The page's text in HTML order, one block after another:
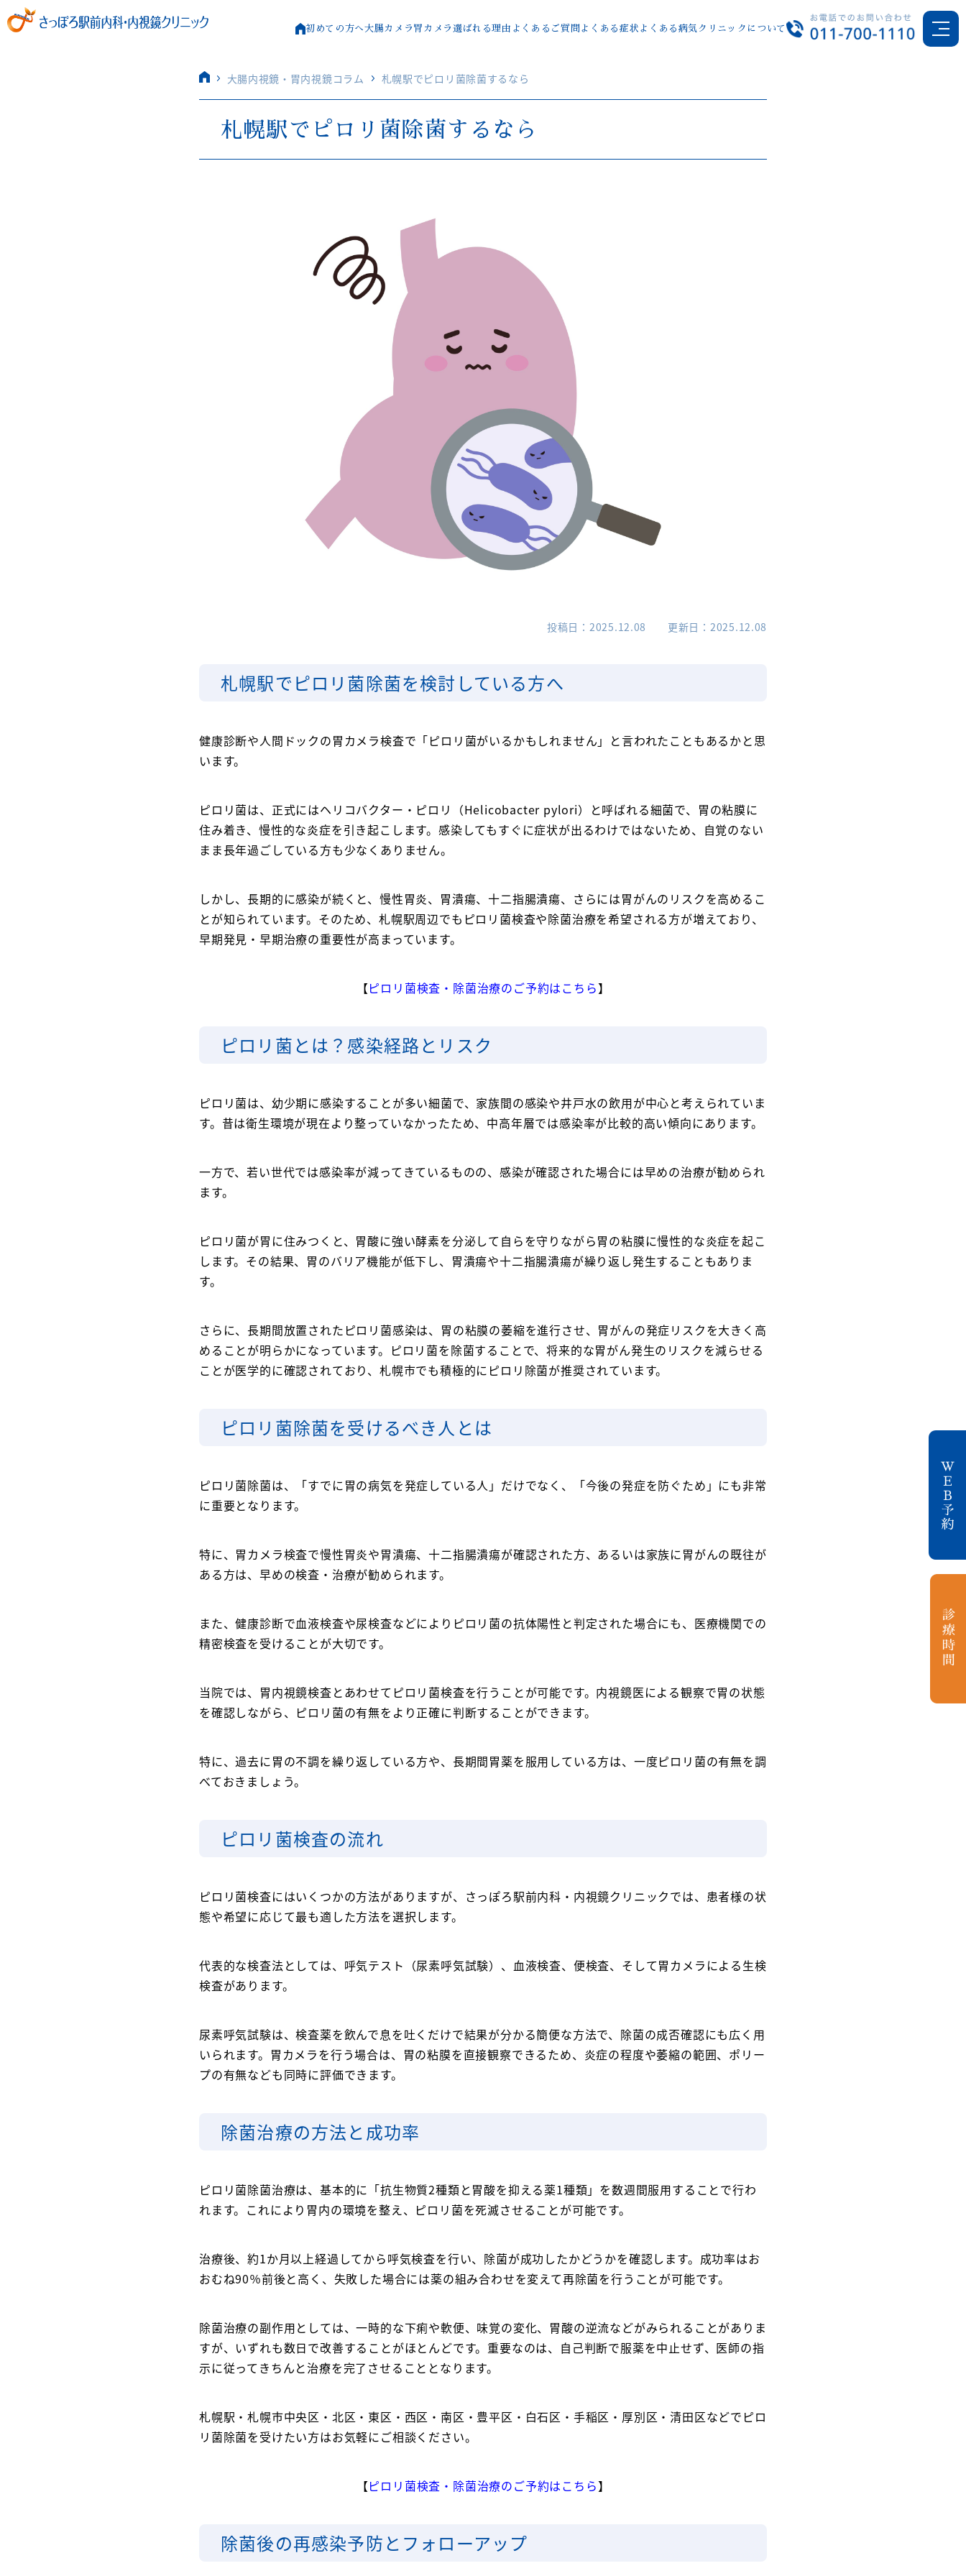
初めての方へ大腸カメラ 胃カメラ 選ばれる理由 よくあるご質問よくある症状 よくある病気 クリニックについて
大腸内視鏡・胃内視鏡コラム 札幌駅でピロリ菌除菌するなら
札幌駅でピロリ菌除菌するなら
投稿日 2025.12.08 更新日 2025.12.08
札幌駅でピロリ菌除菌を検討している方へ
健康診断や人間ドックの胃カメラ検査で「ピロリ菌がいるかもしれません」と言われたこともあるかと思
います。
ピロリ菌は、正式にはヘリコバクター・ピロリ（Helicobacter pylori）と呼ばれる細菌で、胃の粘膜に
住み着き、慢性的な炎症を引き起こします。感染してもすぐに症状が出るわけではないため、自覚のない
まま長年過ごしている方も少なくありません。
しかし、長期的に感染が続くと、慢性胃炎、胃潰瘍、十二指腸潰瘍、さらには胃がんのリスクを高めるこ
とが知られています。そのため、札幌駅周辺でもピロリ菌検査や除菌治療を希望される方が増えており、
早期発見・早期治療の重要性が高まっています。
【ピロリ菌検査・除菌治療のご予約はこちら】
ピロリ菌とは？感染経路とリスク
ピロリ菌は、幼少期に感染することが多い細菌で、家族間の感染や井戸水の飲用が中心と考えられていま
す。昔は衛生環境が現在より整っていなかったため、中高年層では感染率が比較的高い傾向にあります。
一方で、若い世代では感染率が減ってきているものの、感染が確認された場合には早めの治療が勧められ
ます。
ピロリ菌が胃に住みつくと、胃酸に強い酵素を分泌して自らを守りながら胃の粘膜に慢性的な炎症を起こ
します。その結果、胃のバリア機能が低下し、胃潰瘍や十二指腸潰瘍が繰り返し発生することもありま
す。
さらに、長期間放置されたピロリ菌感染は、胃の粘膜の萎縮を進行させ、胃がんの発症リスクを大きく高
めることが明らかになっています。ピロリ菌を除菌することで、将来的な胃がん発生のリスクを減らせる
ことが医学的に確認されており、札幌市でも積極的にピロリ除菌が推奨されています。
ピロリ菌除菌を受けるべき人とは
ピロリ菌除菌は、「すでに胃の病気を発症している人」だけでなく、「今後の発症を防ぐため」にも非常
に重要となります。
特に、胃カメラ検査で慢性胃炎や胃潰瘍、十二指腸潰瘍が確認された方、あるいは家族に胃がんの既往が
ある方は、早めの検査・治療が勧められます。
また、健康診断で血液検査や尿検査などによりピロリ菌の抗体陽性と判定された場合にも、医療機関での
精密検査を受けることが大切です。
当院では、胃内視鏡検査とあわせてピロリ菌検査を行うことが可能です。内視鏡医による観察で胃の状態
を確認しながら、ピロリ菌の有無をより正確に判断することができます。
特に、過去に胃の不調を繰り返している方や、長期間胃薬を服用している方は、一度ピロリ菌の有無を調
べておきましょう。
ピロリ菌検査の流れ
ピロリ菌検査にはいくつかの方法がありますが、さっぽろ駅前内科・内視鏡クリニックでは、患者様の状
態や希望に応じて最も適した方法を選択します。
代表的な検査法としては、呼気テスト（尿素呼気試験）、血液検査、便検査、そして胃カメラによる生検
検査があります。
尿素呼気試験は、検査薬を飲んで息を吐くだけで結果が分かる簡便な方法で、除菌の成否確認にも広く用
いられます。胃カメラを行う場合は、胃の粘膜を直接観察できるため、炎症の程度や萎縮の範囲、ポリー
プの有無なども同時に評価できます。
除菌治療の方法と成功率
ピロリ菌除菌治療は、基本的に「抗生物質2種類と胃酸を抑える薬1種類」を数週間服用することで行わ
れます。これにより胃内の環境を整え、ピロリ菌を死滅させることが可能です。
治療後、約1か月以上経過してから呼気検査を行い、除菌が成功したかどうかを確認します。成功率はお
おむね90％前後と高く、失敗した場合には薬の組み合わせを変えて再除菌を行うことが可能です。
除菌治療の副作用としては、一時的な下痢や軟便、味覚の変化、胃酸の逆流などがみられることがありま
すが、いずれも数日で改善することがほとんどです。重要なのは、自己判断で服薬を中止せず、医師の指
示に従ってきちんと治療を完了させることとなります。
札幌駅・札幌市中央区・北区・東区・西区・南区・豊平区・白石区・手稲区・厚別区・清田区などでピロ
リ菌除菌を受けたい方はお気軽にご相談ください。
【ピロリ菌検査・除菌治療のご予約はこちら】
除菌後の再感染予防とフォローアップ